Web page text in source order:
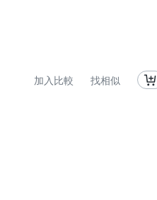
加入比較 找相似